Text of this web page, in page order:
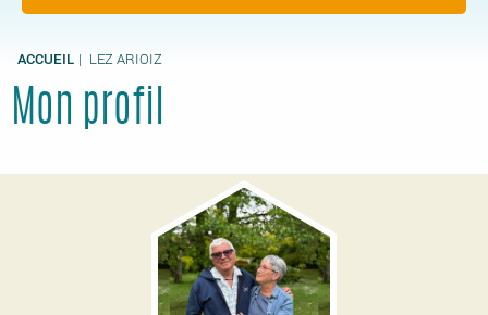
ACCUEIL LEZ ARIOIZ
Mon profil